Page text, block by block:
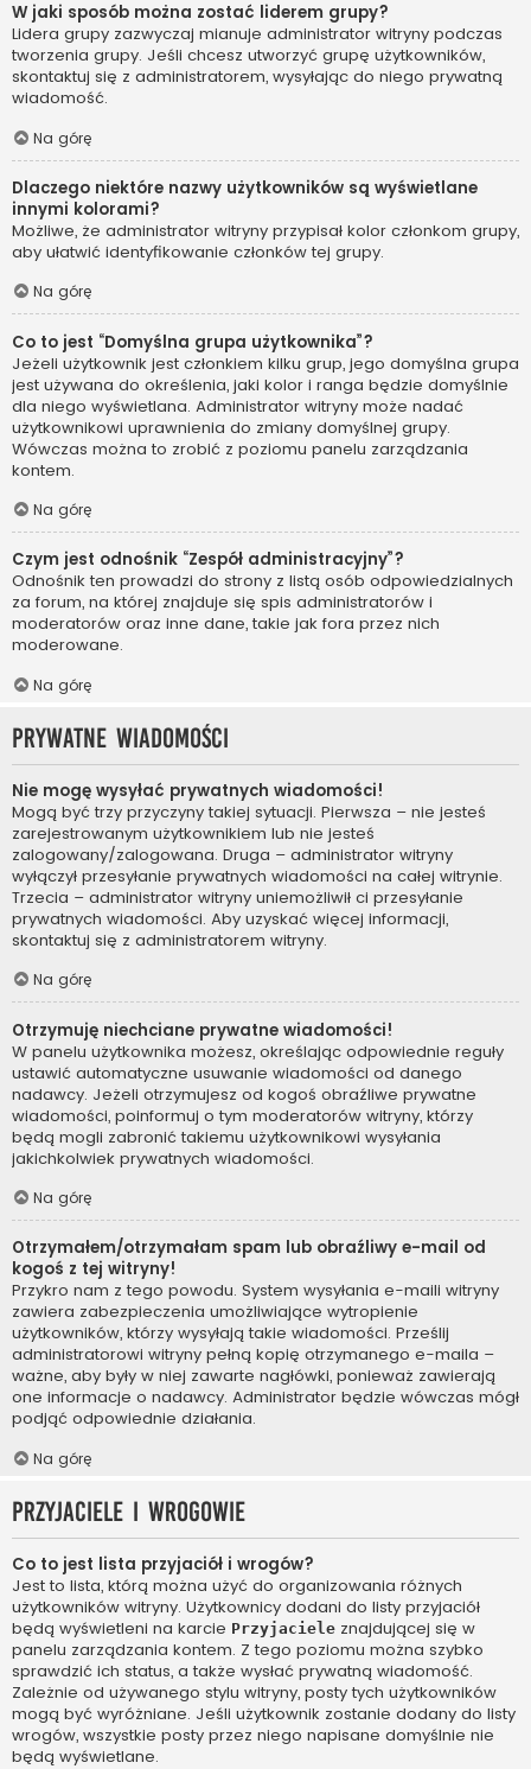
W jaki sposób można zostać liderem grupy?
Lidera grupy zazwyczaj mianuje administrator witryny podczas
tworzenia grupy. Jeśli chcesz utworzyć grupę użytkowników,
skontaktuj się z administratorem, wysyłając do niego prywatną
wiadomość.
Na górę
Dlaczego niektóre nazwy użytkowników są wyświetlane
innymi kolorami?
Możliwe, że administrator witryny przypisał kolor członkom grupy,
aby ułatwić identyfikowanie członków tej grupy.
Na górę
Co to jest “Domyślna grupa użytkownika”?
Jeżeli użytkownik jest członkiem kilku grup, jego domyślna grupa
jest używana do określenia, jaki kolor i ranga będzie domyślnie
dla niego wyświetlana. Administrator witryny może nadać
użytkownikowi uprawnienia do zmiany domyślnej grupy.
Wówczas można to zrobić z poziomu panelu zarządzania
kontem.
Na górę
Czym jest odnośnik “Zespół administracyjny”?
Odnośnik ten prowadzi do strony z listą osób odpowiedzialnych
za forum, na której znajduje się spis administratorów i
moderatorów oraz inne dane, takie jak fora przez nich
moderowane.
Na górę
Prywatne wiadomości
Nie mogę wysyłać prywatnych wiadomości!
Mogą być trzy przyczyny takiej sytuacji. Pierwsza – nie jesteś
zarejestrowanym użytkownikiem lub nie jesteś
zalogowany/zalogowana. Druga – administrator witryny
wyłączył przesyłanie prywatnych wiadomości na całej witrynie.
Trzecia – administrator witryny uniemożliwił ci przesyłanie
prywatnych wiadomości. Aby uzyskać więcej informacji,
skontaktuj się z administratorem witryny.
Na górę
Otrzymuję niechciane prywatne wiadomości!
W panelu użytkownika możesz, określając odpowiednie reguły
ustawić automatyczne usuwanie wiadomości od danego
nadawcy. Jeżeli otrzymujesz od kogoś obraźliwe prywatne
wiadomości, poinformuj o tym moderatorów witryny, którzy
będą mogli zabronić takiemu użytkownikowi wysyłania
jakichkolwiek prywatnych wiadomości.
Na górę
Otrzymałem/otrzymałam spam lub obraźliwy e-mail od
kogoś z tej witryny!
Przykro nam z tego powodu. System wysyłania e-maili witryny
zawiera zabezpieczenia umożliwiające wytropienie
użytkowników, którzy wysyłają takie wiadomości. Prześlij
administratorowi witryny pełną kopię otrzymanego e-maila –
ważne, aby były w niej zawarte nagłówki, ponieważ zawierają
one informacje o nadawcy. Administrator będzie wówczas mógł
podjąć odpowiednie działania.
Na górę
Przyjaciele i wrogowie
Co to jest lista przyjaciół i wrogów?
Jest to lista, którą można użyć do organizowania różnych
użytkowników witryny. Użytkownicy dodani do listy przyjaciół
będą wyświetleni na karcie Przyjaciele znajdującej się w
panelu zarządzania kontem. Z tego poziomu można szybko
sprawdzić ich status, a także wysłać prywatną wiadomość.
Zależnie od używanego stylu witryny, posty tych użytkowników
mogą być wyróżniane. Jeśli użytkownik zostanie dodany do listy
wrogów, wszystkie posty przez niego napisane domyślnie nie
będą wyświetlane.